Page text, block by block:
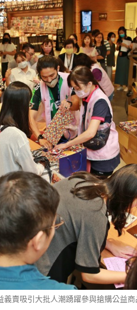
義賣吸引大批人潮踴躍參與搶購公益